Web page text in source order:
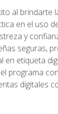
al brindarte
en el uso
y
seguras,
etiqueta
programa
digitales